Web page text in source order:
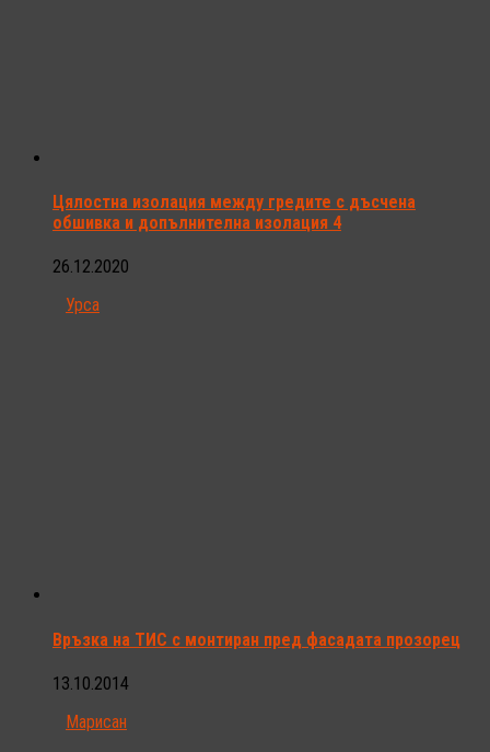
Цялостна изолация между гредите с дъсчена
обшивка и допълнителна изолация 4
26.12.2020
Урса
Връзка на ТИС с монтиран пред фасадата прозорец
13.10.2014
Марисан